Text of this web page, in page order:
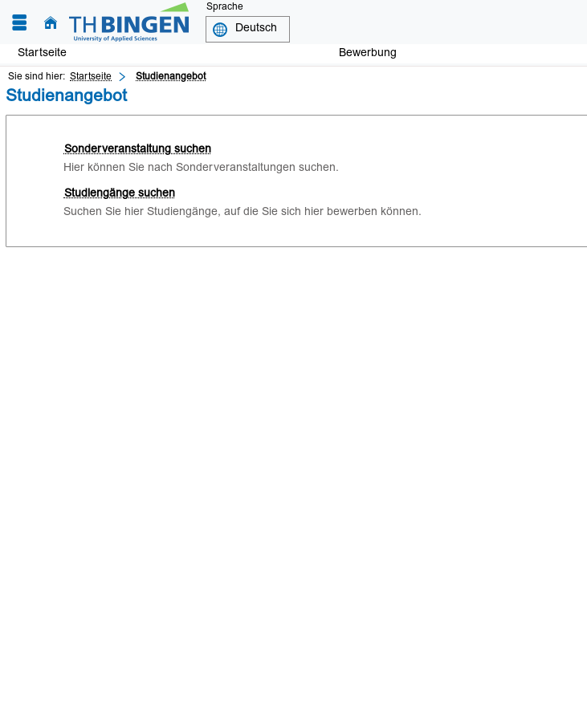
Sprache
Startseite Bewerbung
Sie sind hier: Startseite Studienangebot
Studienangebot
Sonderveranstaltung suchen
Hier können Sie nach Sonderveranstaltungen suchen.
Studiengänge suchen
Suchen Sie hier Studiengänge, auf die Sie sich hier bewerben können.